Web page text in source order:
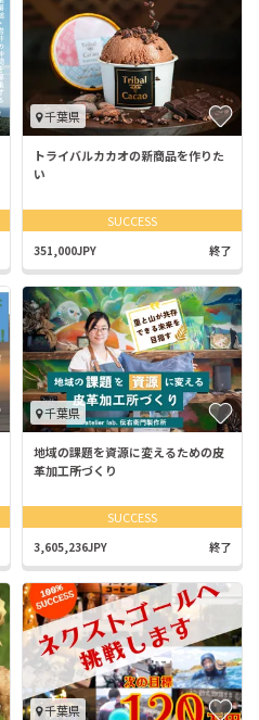
千葉県
トライバルカカオの新商品を作りた
い
SUCCESS
351,000JPY 終了
千葉県
地域の課題を資源に変えるための皮
革加工所づくり
SUCCESS
3,605,236JPY 終了
千葉県